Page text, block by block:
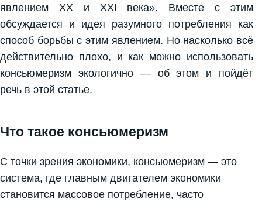
явлением XX и XXI века». Вместе с этим
обсуждается и идея разумного потребления как
способ борьбы с этим явлением. Но насколько всё
действительно плохо, и как можно использовать
консьюмеризм экологично — об этом и пойдёт
речь в этой статье.
Что такое консьюмеризм
С точки зрения экономики, консьюмеризм — это
система, где главным двигателем экономики
становится массовое потребление, часто